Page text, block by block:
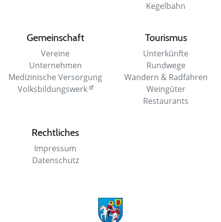
Kegelbahn
Gemeinschaft
Vereine
Unternehmen
Medizinische Versorgung
Volksbildungswerk
Tourismus
Unterkünfte
Rundwege
Wandern & Radfahren
Weingüter
Restaurants
Rechtliches
Impressum
Datenschutz